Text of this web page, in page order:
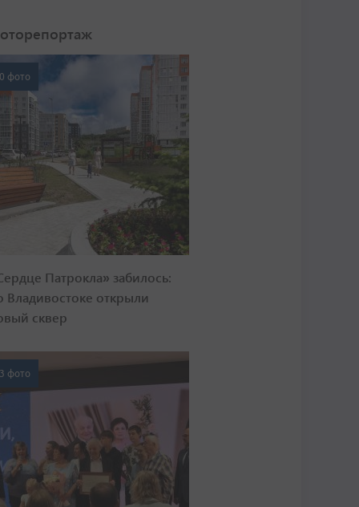
фото
Патрокла» забилось:
Владивостоке открыли
сквер
фото